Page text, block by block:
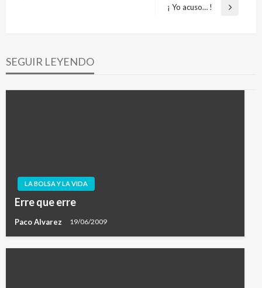
Entrada
¡ Yo acuso… !
SEGUIR LEYENDO
LA BOLSA Y LA VIDA
Erre que erre
Paco Alvarez 19/06/2009